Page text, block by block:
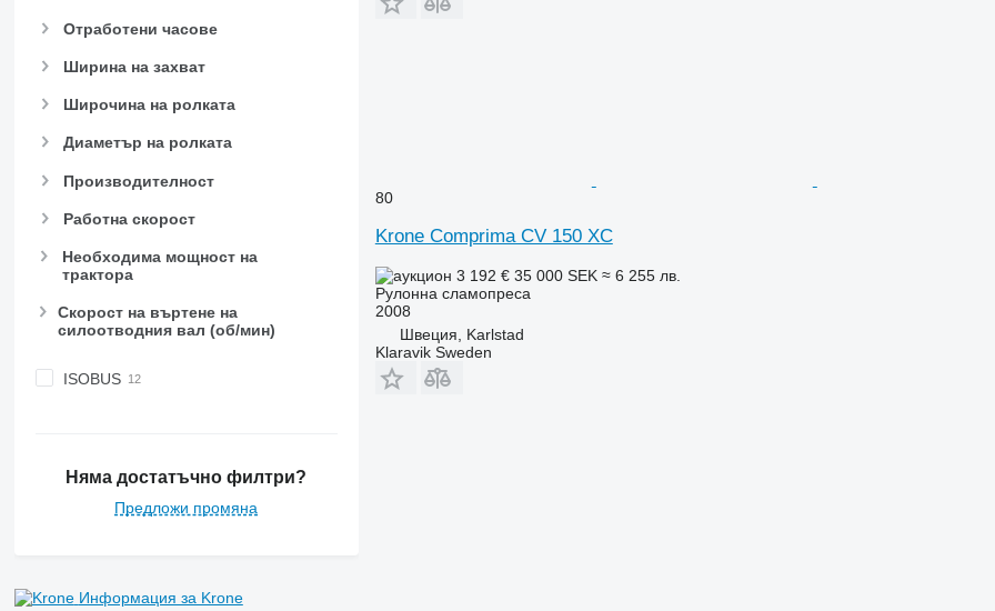
Отработени часове
Ширина на захват
Широчина на ролката
Диаметър на ролката
Производителност
Работна скорост
Необходима мощност на
трактора
Скорост на въртене на
силоотводния вал (об/мин)
ISOBUS
Няма достатъчно филтри?
Предложи промяна
Информация за Krone
80
Krone Comprima CV 150 XC
3 192 € 35 000 SEK ≈ 6 255 лв.
Рулонна сламопреса
2008
Швеция, Karlstad
Klaravik Sweden